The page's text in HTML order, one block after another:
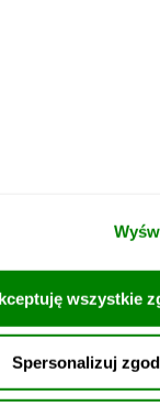
wszystkie
Spersonalizuj
e-sklepów nowe
płatniczego